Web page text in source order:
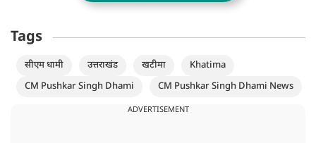
Tags
सीएम धामी उत्तराखंड खटीमा
Khatima
CM Pushkar Singh Dhami
CM Pushkar Singh Dhami News
ADVERTISEMENT